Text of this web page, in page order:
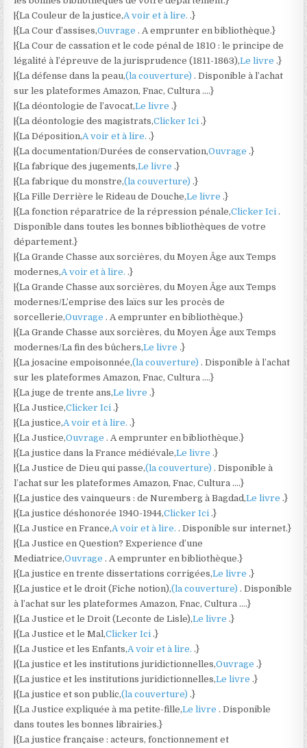
|{La Couleur de la justice,A voir et à lire. .}
|{La Cour d’assises,Ouvrage . A emprunter en bibliothèque.}
|{La Cour de cassation et le code pénal de 1810 : le principe de
légalité à l’épreuve de la jurisprudence (1811-1863),Le livre .}
|{La défense dans la peau,(la couverture) . Disponible à l’achat
sur les plateformes Amazon, Fnac, Cultura ….}
|{La déontologie de l’avocat,Le livre .}
|{La déontologie des magistrats,Clicker Ici .}
|{La Déposition,A voir et à lire. .}
|{La documentation/Durées de conservation,Ouvrage .}
|{La fabrique des jugements,Le livre .}
|{La fabrique du monstre,(la couverture) .}
|{La Fille Derrière le Rideau de Douche,Le livre .}
|{La fonction réparatrice de la répression pénale,Clicker Ici .
Disponible dans toutes les bonnes bibliothèques de votre
département.}
|{La Grande Chasse aux sorcières, du Moyen Âge aux Temps
modernes,A voir et à lire. .}
|{La Grande Chasse aux sorcières, du Moyen Âge aux Temps
modernes/L’emprise des laïcs sur les procès de
sorcellerie,Ouvrage . A emprunter en bibliothèque.}
|{La Grande Chasse aux sorcières, du Moyen Âge aux Temps
modernes/La fin des bûchers,Le livre .}
|{La josacine empoisonnée,(la couverture) . Disponible à l’achat
sur les plateformes Amazon, Fnac, Cultura ….}
|{La juge de trente ans,Le livre .}
|{La Justice,Clicker Ici .}
|{La justice,A voir et à lire. .}
|{La Justice,Ouvrage . A emprunter en bibliothèque.}
|{La justice dans la France médiévale,Le livre .}
|{La Justice de Dieu qui passe,(la couverture) . Disponible à
l’achat sur les plateformes Amazon, Fnac, Cultura ….}
|{La justice des vainqueurs : de Nuremberg à Bagdad,Le livre .}
|{La justice déshonorée 1940-1944,Clicker Ici .}
|{La Justice en France,A voir et à lire. . Disponible sur internet.}
|{La Justice en Question? Experience d’une
Mediatrice,Ouvrage . A emprunter en bibliothèque.}
|{La justice en trente dissertations corrigées,Le livre .}
|{La justice et le droit (Fiche notion),(la couverture) . Disponible
à l’achat sur les plateformes Amazon, Fnac, Cultura ….}
|{La Justice et le Droit (Leconte de Lisle),Le livre .}
|{La Justice et le Mal,Clicker Ici .}
|{La Justice et les Enfants,A voir et à lire. .}
|{La justice et les institutions juridictionnelles,Ouvrage .}
|{La justice et les institutions juridictionnelles,Le livre .}
|{La justice et son public,(la couverture) .}
|{La Justice expliquée à ma petite-fille,Le livre . Disponible
dans toutes les bonnes librairies.}
|{La justice française : acteurs, fonctionnement et